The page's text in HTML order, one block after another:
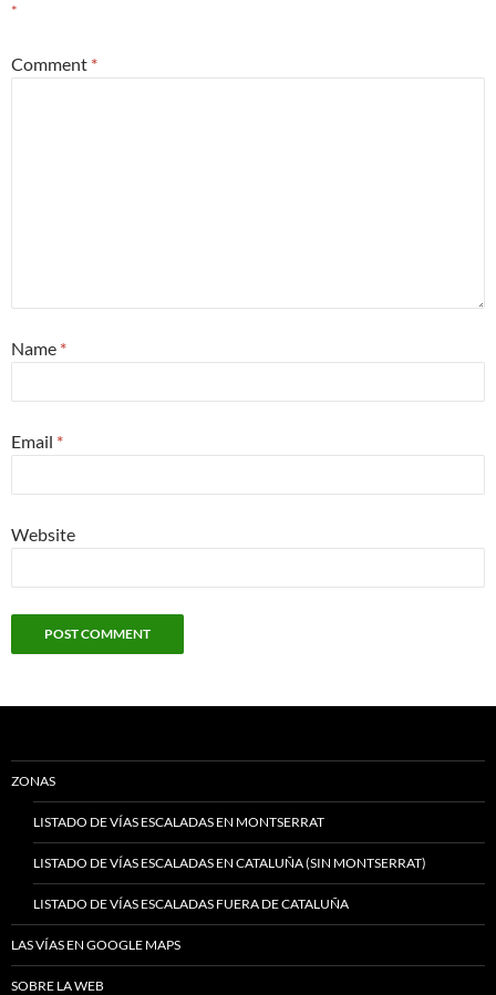
*
Comment *
Name *
Email *
Website
ZONAS
LISTADO DE VÍAS ESCALADAS EN MONTSERRAT
LISTADO DE VÍAS ESCALADAS EN CATALUÑA (SIN MONTSERRAT)
LISTADO DE VÍAS ESCALADAS FUERA DE CATALUÑA
LAS VÍAS EN GOOGLE MAPS
SOBRE LA WEB